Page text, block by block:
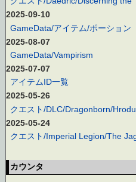
2025-09-10
GameData/アイテム/ポーション
2025-08-07
GameData/Vampirism
2025-07-07
アイテムID一覧
2025-05-26
クエスト/DLC/Dragonborn/
2025-05-24
クエスト/Imperial Legion/The
カウンタ